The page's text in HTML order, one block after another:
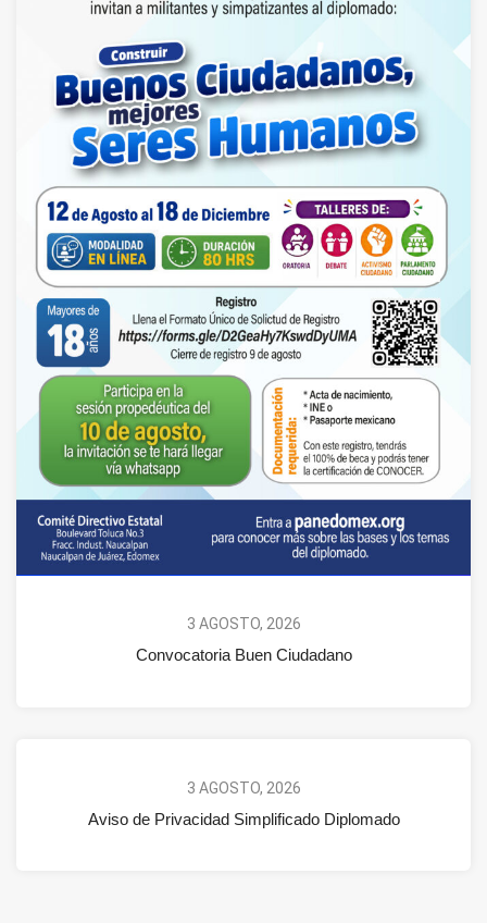
3 AGOSTO, 2026
Convocatoria Buen Ciudadano
3 AGOSTO, 2026
Aviso de Privacidad Simplificado Diplomado